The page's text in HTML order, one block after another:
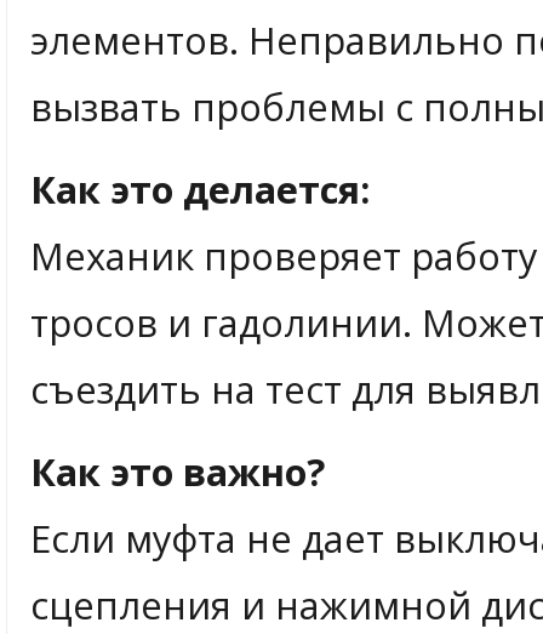
элементов. Неправильно
вызвать проблемы с
Как это делается:
Механик проверяет
тросов и гадолинии.
съездить на тест для
Как это важно?
Если муфта не дает
сцепления и нажимной